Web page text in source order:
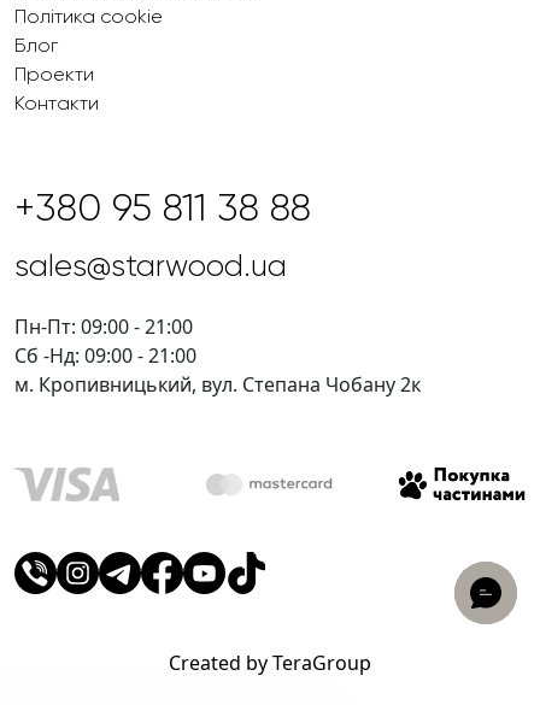
Політика cookie
Блог
Проекти
Контакти
+380 95 811 38 88
sales@starwood.ua
Пн-Пт: 09:00 - 21:00
Сб -Нд: 09:00 - 21:00
м. Кропивницький, вул. Степана Чобану 2к
Created by TeraGroup